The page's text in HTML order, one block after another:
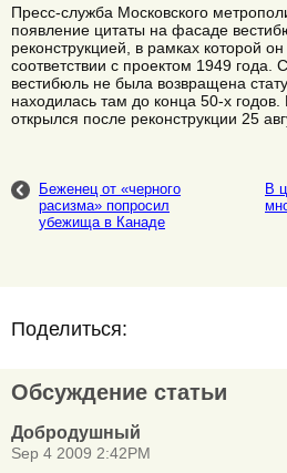
Пресс-служба Московского
появление цитаты на фасаде
реконструкцией, в рамках которой
соответствии с проектом 1949 года.
вестибюль не была возвращена
находилась там до конца 50-х
открылся после реконструкции 25
Беженец от «черного
расизма» попросил
убежища в Канаде
В
Поделиться:
Обсуждение статьи
Добродушный
Sep 4 2009 2:42PM